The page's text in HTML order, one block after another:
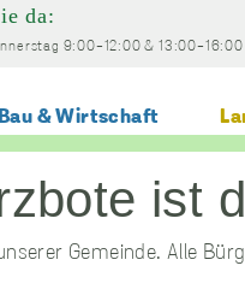
da:
9:00-12:00& 13:00-16:00
Bau & Wirtschaft
Gemeinde. Alle